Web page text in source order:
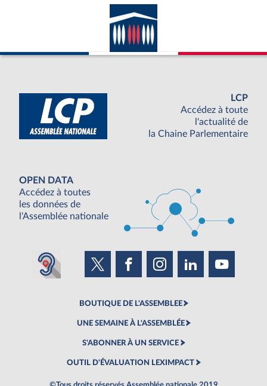
LCP
Accédez à toute
l'actualité de
la Chaine Parlementaire
OPEN DATA
Accédez à toutes
les données de
l'Assemblée nationale
BOUTIQUE DE L'ASSEMBLEE
UNE SEMAINE À L'ASSEMBLÉE
S'ABONNER À UN SERVICE
OUTIL D'ÉVALUATION LEXIMPACT